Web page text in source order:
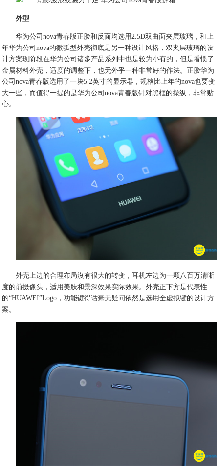
外型
华为公司nova青春版正脸和反面均选用2.5D双曲面夹层玻璃，和上
年华为公司nova的微弧型外壳彻底是另一种设计风格，双夹层玻璃的设
计方案现阶段在华为公司诸多产品系列中也是较为小有的，但是看惯了
金属材料外壳，适度的调整下，也无外乎一种非常好的作法。正脸华为
公司nova青春版选用了一块5.2英寸的显示器，规格比上年的nova也要变
大一些，而值得一提的是华为公司nova青春版针对黑框的操纵，非常贴
心。
外壳上边的合理布局沒有很大的转变，耳机左边为一颗八百万清晰
度的前摄像头，适用美肤和景深效果实际效果。外壳正下方是代表性
的“HUAWEI”Logo，功能键得话毫无疑问依然是选用全虚拟键的设计方
案。